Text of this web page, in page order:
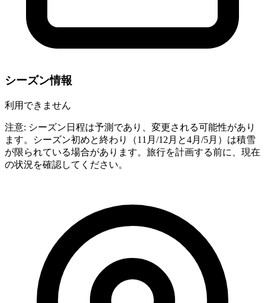
シーズン情報
利用できません
注意: シーズン日程は予測であり、変更される可能性があり
ます。シーズン初めと終わり（11月/12月と4月/5月）は積雪
が限られている場合があります。旅行を計画する前に、現在
の状況を確認してください。